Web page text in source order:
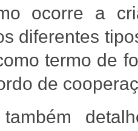
ocorre a
diferentes
termo de
de